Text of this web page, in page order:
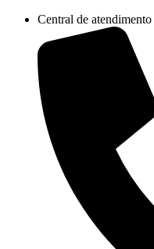
conteúdo
Central de